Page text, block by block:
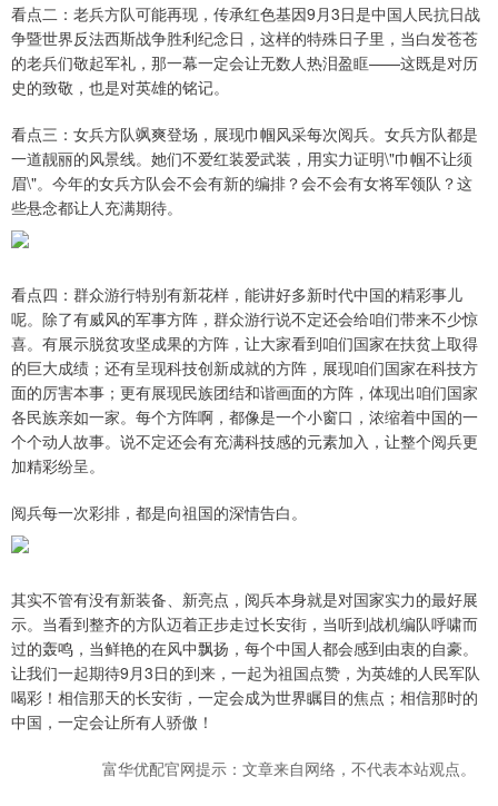
看点二：老兵方队可能再现，传承红色基因9月3日是中国人民抗日战
争暨世界反法西斯战争胜利纪念日，这样的特殊日子里，当白发苍苍
的老兵们敬起军礼，那一幕一定会让无数人热泪盈眶——这既是对历
史的致敬，也是对英雄的铭记。
看点三：女兵方队飒爽登场，展现巾帼风采每次阅兵。女兵方队都是
一道靓丽的风景线。她们不爱红装爱武装，用实力证明\"巾帼不让须
眉\"。今年的女兵方队会不会有新的编排？会不会有女将军领队？这
些悬念都让人充满期待。
看点四：群众游行特别有新花样，能讲好多新时代中国的精彩事儿
呢。除了有威风的军事方阵，群众游行说不定还会给咱们带来不少惊
喜。有展示脱贫攻坚成果的方阵，让大家看到咱们国家在扶贫上取得
的巨大成绩；还有呈现科技创新成就的方阵，展现咱们国家在科技方
面的厉害本事；更有展现民族团结和谐画面的方阵，体现出咱们国家
各民族亲如一家。每个方阵啊，都像是一个小窗口，浓缩着中国的一
个个动人故事。说不定还会有充满科技感的元素加入，让整个阅兵更
加精彩纷呈。
阅兵每一次彩排，都是向祖国的深情告白。
其实不管有没有新装备、新亮点，阅兵本身就是对国家实力的最好展
示。当看到整齐的方队迈着正步走过长安街，当听到战机编队呼啸而
过的轰鸣，当鲜艳的在风中飘扬，每个中国人都会感到由衷的自豪。
让我们一起期待9月3日的到来，一起为祖国点赞，为英雄的人民军队
喝彩！相信那天的长安街，一定会成为世界瞩目的焦点；相信那时的
中国，一定会让所有人骄傲！
富华优配官网提示：文章来自网络，不代表本站观点。